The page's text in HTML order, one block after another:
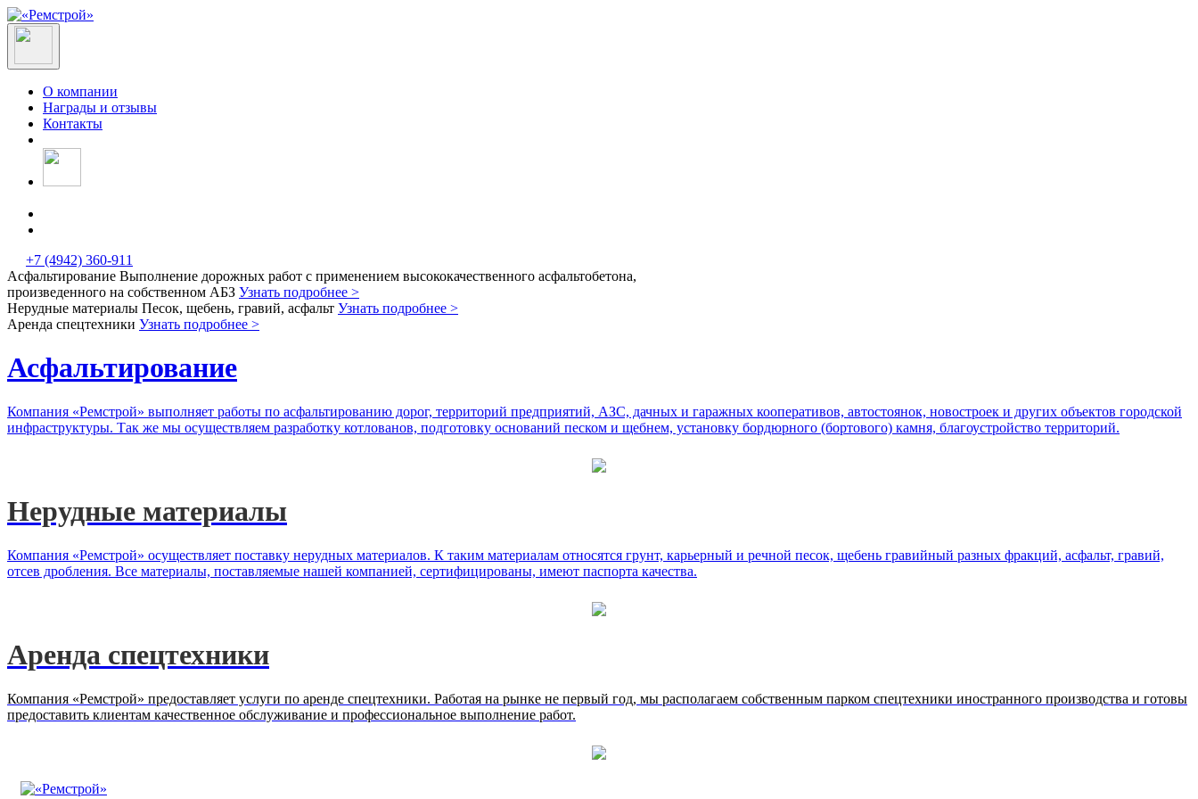
О компании
Награды и отзывы
Контакты
+7 (4942) 360-911
Асфальтирование Выполнение дорожных работ с применением высококачественного асфальтобетона,
произведенного на собственном АБЗ Узнать подробнее >
Нерудные материалы Песок, щебень, гравий, асфальт Узнать подробнее >
Аренда спецтехники Узнать подробнее >
Асфальтирование
Компания «Ремстрой» выполняет работы по асфальтированию дорог, территорий предприятий, АЗС, дачных и гаражных кооперативов, автостоянок, новостроек и других объектов городской
инфраструктуры. Так же мы осуществляем разработку котлованов, подготовку оснований песком и щебнем, установку бордюрного (бортового) камня, благоустройство территорий.
Нерудные материалы
Компания «Ремстрой» осуществляет поставку нерудных материалов. К таким материалам относятся грунт, карьерный и речной песок, щебень гравийный разных фракций, асфальт, гравий,
отсев дробления. Все материалы, поставляемые нашей компанией, сертифицированы, имеют паспорта качества.
Аренда спецтехники
Компания «Ремстрой» предоставляет услуги по аренде спецтехники. Работая на рынке не первый год, мы располагаем собственным парком спецтехники иностранного производства и готовы
предоставить клиентам качественное обслуживание и профессиональное выполнение работ.